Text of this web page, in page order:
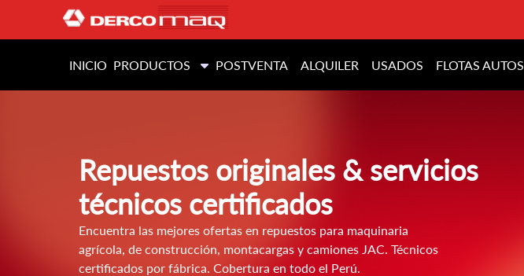
INICIO PRODUCTOS POSTVENTA ALQUILER USADOS FLOTAS AUTOS
Repuestos originales & servicios
técnicos certificados
Encuentra las mejores ofertas en repuestos para maquinaria
agrícola, de construcción, montacargas y camiones JAC. Técnicos
certificados por fábrica. Cobertura en todo el Perú.